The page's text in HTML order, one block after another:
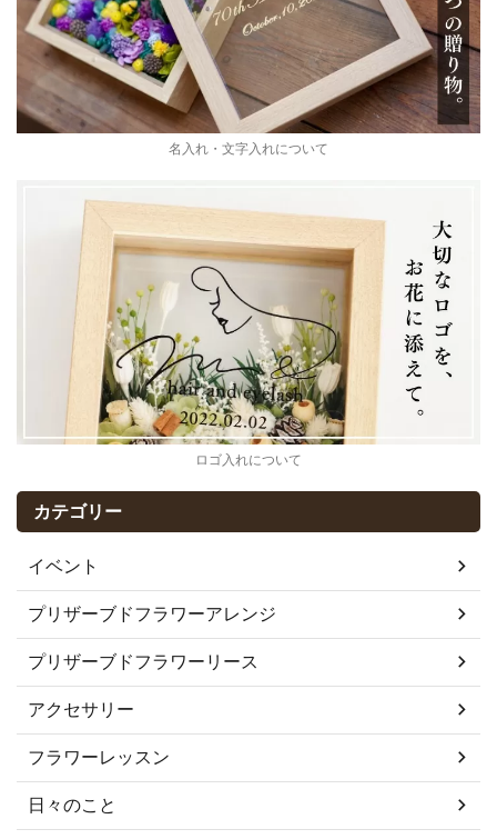
名入れ・文字入れについて
ロゴ入れについて
カテゴリー
イベント
プリザーブドフラワーアレンジ
プリザーブドフラワーリース
アクセサリー
フラワーレッスン
日々のこと